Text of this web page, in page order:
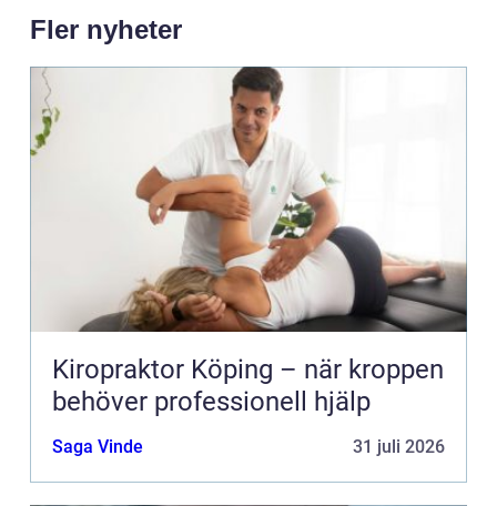
Fler nyheter
Kiropraktor Köping – när kroppen
behöver professionell hjälp
Saga Vinde 31 juli 2026